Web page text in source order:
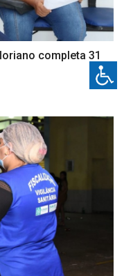
completa 31